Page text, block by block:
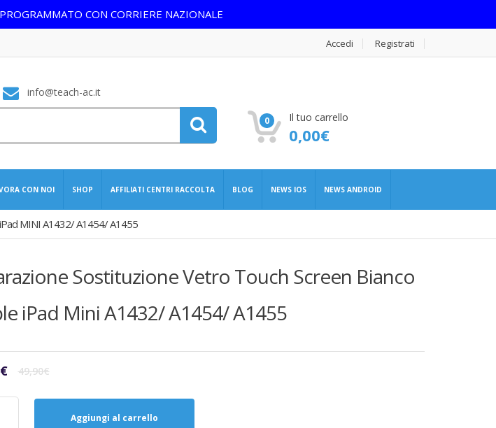
CON CORRIERE NAZIONALE
Accedi Registrati
info@teach-ac.it
0 Il tuo carrello
0,00€
CON NOI SHOP AFFILIATI CENTRI RACCOLTA BLOG NEWS IOS NEWS ANDROID
iPad MINI A1432/ A1454/ A1455
Sostituzione Vetro Touch Screen Bianco
iPad Mini A1432/ A1454/ A1455
49,90€Il
originale
€
Il
attuale
Aggiungi al carrello